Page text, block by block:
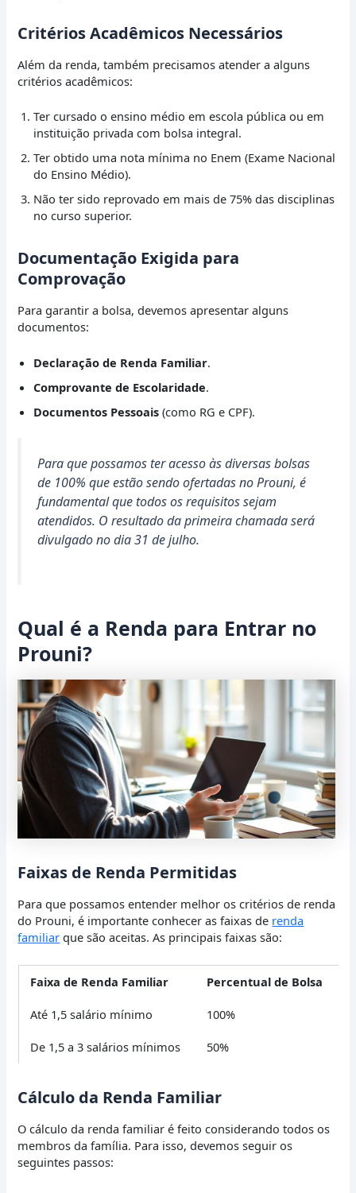
Critérios Acadêmicos Necessários
Além da renda, também precisamos atender a alguns
critérios acadêmicos:
Ter cursado o ensino médio em escola pública ou em
instituição privada com bolsa integral.
Ter obtido uma nota mínima no Enem (Exame Nacional
do Ensino Médio).
Não ter sido reprovado em mais de 75% das disciplinas
no curso superior.
Documentação Exigida para
Comprovação
Para garantir a bolsa, devemos apresentar alguns
documentos:
Declaração de Renda Familiar.
Comprovante de Escolaridade.
Documentos Pessoais (como RG e CPF).
Para que possamos ter acesso às diversas bolsas
de 100% que estão sendo ofertadas no Prouni, é
fundamental que todos os requisitos sejam
atendidos. O resultado da primeira chamada será
divulgado no dia 31 de julho.
Qual é a Renda para Entrar no
Prouni?
Faixas de Renda Permitidas
Para que possamos entender melhor os critérios de renda
do Prouni, é importante conhecer as faixas de renda
familiar que são aceitas. As principais faixas são:
Faixa de Renda Familiar Percentual de Bolsa
Até 1,5 salário mínimo 100%
De 1,5 a 3 salários mínimos 50%
Cálculo da Renda Familiar
O cálculo da renda familiar é feito considerando todos os
membros da família. Para isso, devemos seguir os
seguintes passos: